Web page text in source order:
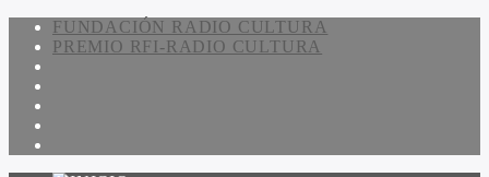
FUNDACIÓN RADIO CULTURA
PREMIO RFI-RADIO CULTURA